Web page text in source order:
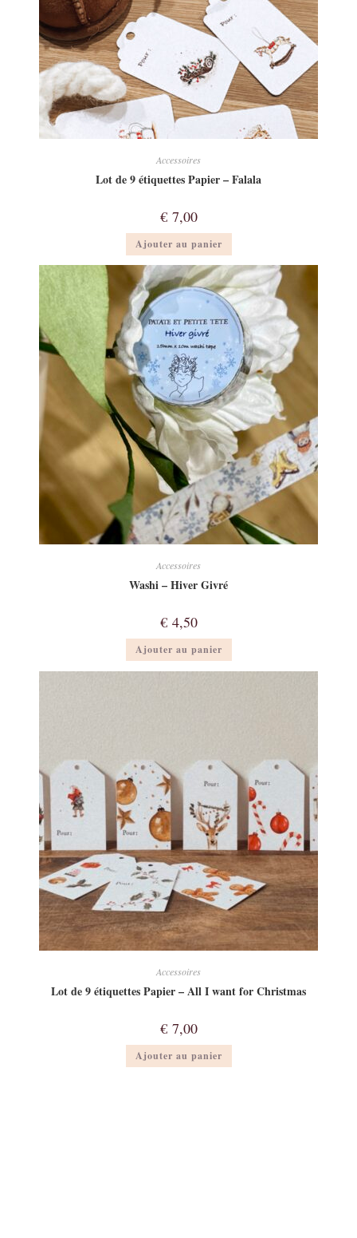
Accessoires
Lot de 9 étiquettes Papier – Falala
€7,00
Ajouter au panier
Accessoires
Washi – Hiver Givré
€4,50
Ajouter au panier
Accessoires
Lot de 9 étiquettes Papier – All I want for Christmas
€7,00
Ajouter au panier